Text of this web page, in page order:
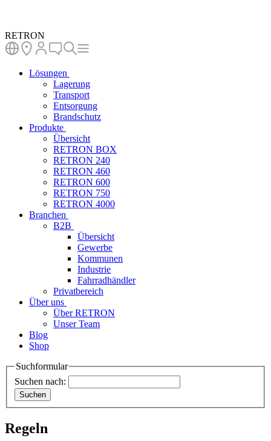
RETRON
Lösungen
Lagerung
Transport
Entsorgung
Brandschutz
Produkte
Übersicht
RETRON BOX
RETRON 240
RETRON 460
RETRON 600
RETRON 750
RETRON 4000
Branchen
B2B
Übersicht
Gewerbe
Kommunen
Industrie
Fahrradhändler
Privatbereich
Über uns
Über RETRON
Unser Team
Blog
Shop
Suchformular
Suchen nach:
Regeln